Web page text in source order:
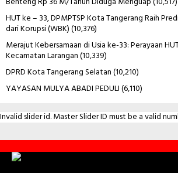
HUT ke – 33, DPMPTSP Kota Tangerang Raih
dari Korupsi (WBK)(10,376)
Merajut Kebersamaan di Usia ke-33: Perayaan
Kecamatan Larangan(10,339)
DPRD Kota Tangerang Selatan(10,210)
YAYASAN MULYA ABADI PEDULI(6,110)
Invalid slider id. Master Slider ID must be a valid
Contact
Us